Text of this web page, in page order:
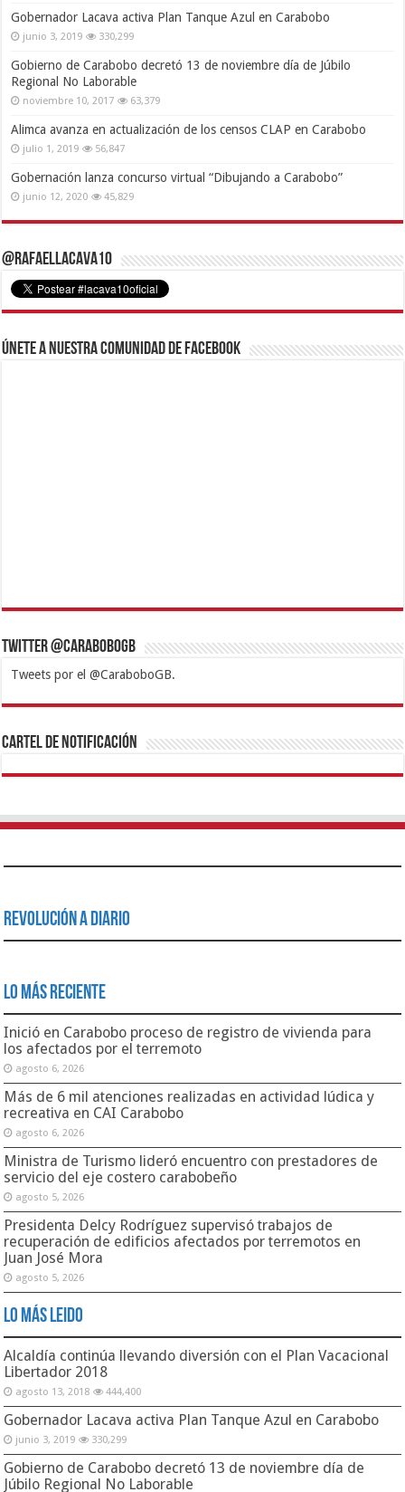
Gobernador Lacava activa Plan Tanque Azul en Carabobo
junio 3, 2019 330,299
Gobierno de Carabobo decretó 13 de noviembre día de Júbilo
Regional No Laborable
noviembre 10, 2017 63,379
Alimca avanza en actualización de los censos CLAP en Carabobo
julio 1, 2019 56,847
Gobernación lanza concurso virtual “Dibujando a Carabobo”
junio 12, 2020 45,829
@RafaelLacava10
Únete a nuestra comunidad de Facebook
Twitter @CaraboboGB
Tweets por el @CaraboboGB.
1xbetBetturkeyBetistKralbetSupertotobetTipobetMatadorbetMariobet
https://mvbcasino.com/
Cartel de Notificación
Revolución a Diario
Lo Más Reciente
Inició en Carabobo proceso de registro de vivienda para
los afectados por el terremoto
agosto 6, 2026
Más de 6 mil atenciones realizadas en actividad lúdica y
recreativa en CAI Carabobo
agosto 6, 2026
Ministra de Turismo lideró encuentro con prestadores de
servicio del eje costero carabobeño
agosto 5, 2026
Presidenta Delcy Rodríguez supervisó trabajos de
recuperación de edificios afectados por terremotos en
Juan José Mora
agosto 5, 2026
Lo Más Leido
Alcaldía continúa llevando diversión con el Plan Vacacional
Libertador 2018
agosto 13, 2018 444,400
Gobernador Lacava activa Plan Tanque Azul en Carabobo
junio 3, 2019 330,299
Gobierno de Carabobo decretó 13 de noviembre día de
Júbilo Regional No Laborable